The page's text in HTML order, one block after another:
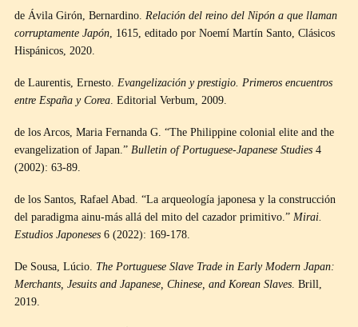
de Ávila Girón, Bernardino. Relación del reino del Nipón a que llaman
corruptamente Japón, 1615, editado por Noemí Martín Santo, Clásicos
Hispánicos, 2020.
de Laurentis, Ernesto. Evangelización y prestigio. Primeros encuentros
entre España y Corea. Editorial Verbum, 2009.
de los Arcos, Maria Fernanda G. “The Philippine colonial elite and the
evangelization of Japan.” Bulletin of Portuguese-Japanese Studies 4
(2002): 63-89.
de los Santos, Rafael Abad. “La arqueología japonesa y la construcción
del paradigma ainu-más allá del mito del cazador primitivo.” Mirai.
Estudios Japoneses 6 (2022): 169-178.
De Sousa, Lúcio. The Portuguese Slave Trade in Early Modern Japan:
Merchants, Jesuits and Japanese, Chinese, and Korean Slaves. Brill,
2019.